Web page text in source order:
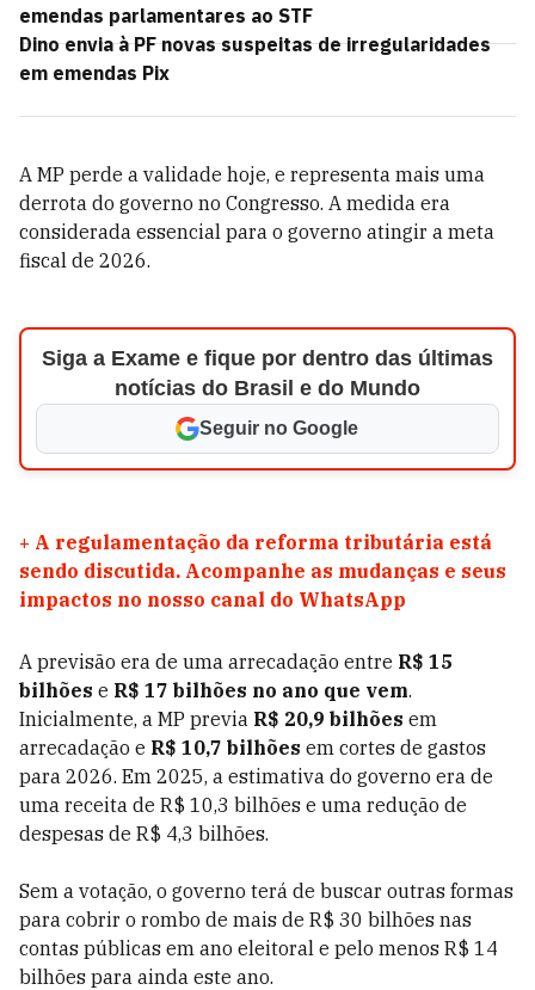
emendas parlamentares ao STF
Dino envia à PF novas suspeitas de irregularidades
em emendas Pix
A MP perde a validade hoje, e representa mais uma
derrota do governo no Congresso. A medida era
considerada essencial para o governo atingir a meta
fiscal de 2026.
Siga a Exame e fique por dentro das últimas
notícias do Brasil e do Mundo
Seguir no Google
+ A regulamentação da reforma tributária está
sendo discutida. Acompanhe as mudanças e seus
impactos no nosso canal do WhatsApp
A previsão era de uma arrecadação entre R$ 15
bilhões e R$ 17 bilhões no ano que vem.
Inicialmente, a MP previa R$ 20,9 bilhões em
arrecadação e R$ 10,7 bilhões em cortes de gastos
para 2026. Em 2025, a estimativa do governo era de
uma receita de R$ 10,3 bilhões e uma redução de
despesas de R$ 4,3 bilhões.
Sem a votação, o governo terá de buscar outras formas
para cobrir o rombo de mais de R$ 30 bilhões nas
contas públicas em ano eleitoral e pelo menos R$ 14
bilhões para ainda este ano.